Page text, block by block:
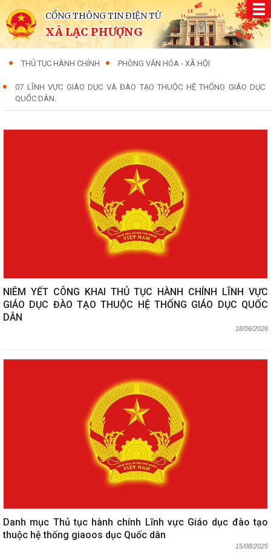
CỔNG THÔNG TIN ĐIỆN TỬ
XÃ LẠC PHƯỢNG
THỦ TỤC HÀNH CHÍNH PHÒNG VĂN HÓA - XÃ HỘI
07 LĨNH VỰC GIÁO DỤC VÀ ĐÀO TẠO THUỘC HỆ THỐNG GIÁO DỤC
QUỐC DÂN.
NIÊM YẾT CÔNG KHAI THỦ TỤC HÀNH CHÍNH LĨNH VỰC
GIÁO DỤC ĐÀO TẠO THUỘC HỆ THỐNG GIÁO DỤC QUỐC
DÂN
18/06/2026
Danh mục Thủ tục hành chính Lĩnh vực Giáo dục đào tạo
thuộc hệ thống giaoos dục Quốc dân
15/08/2025